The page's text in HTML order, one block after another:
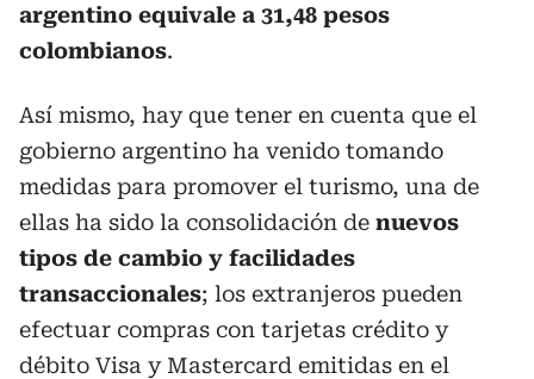
argentino equivale a 31,48 pesos
colombianos.
Así mismo, hay que tener en cuenta que el
gobierno argentino ha venido tomando
medidas para promover el turismo, una de
ellas ha sido la consolidación de nuevos
tipos de cambio y facilidades
transaccionales; los extranjeros pueden
efectuar compras con tarjetas crédito y
débito Visa y Mastercard emitidas en el